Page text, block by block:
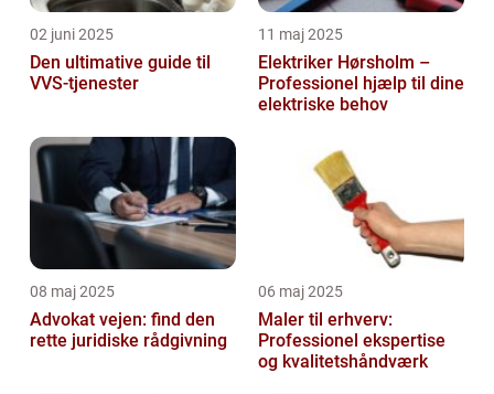
02 juni 2025
Den ultimative guide til
VVS-tjenester
11 maj 2025
Elektriker Hørsholm –
Professionel hjælp til dine
elektriske behov
08 maj 2025
Advokat vejen: find den
rette juridiske rådgivning
06 maj 2025
Maler til erhverv:
Professionel ekspertise
og kvalitetshåndværk